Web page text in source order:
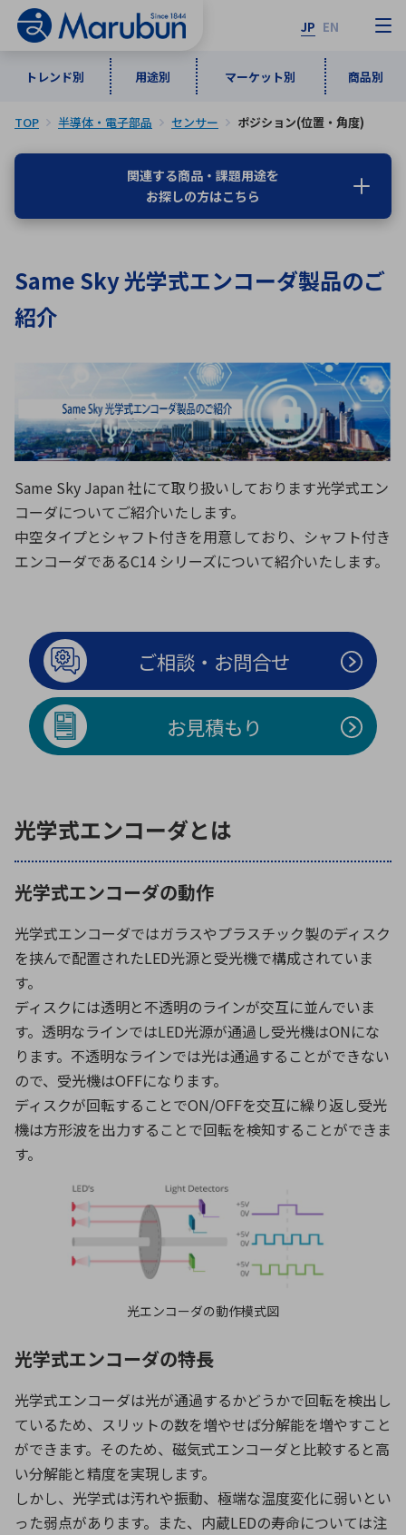
JP EN
トレンド別 用途別 マーケット別 商品別
トレンド別
インダストリアルDXソリューション
5G・Local 5G
ロボティクス（AI）
データセンタ・クラウド
ブログ｜ここから始まる最新技術
用途別
通信・ネットワーク
監視・セキュリティ
品質管理・検査
接着・接合
レーダ・衛星通信
半導体・電子部品小ロット
マーケット別
民生 医療
商品別
計測・測定・表示機器
ICTソリューション 組立・ロボティクス
レーザー・光学部品
医療機器
メーカ一覧
な行
は行 ま行
や行
ら行
アルファベット順
A B C
D
E
F G
H
I
J K
L
M
N
Q
R S
T
Y
Z
検索
TOP 半導体・電子部品 センサー ポジション(位置・角度)
関連する商品・課題用途を
お探しの方はこちら
Same Sky 光学式エンコーダ製品のご
紹介
Same Sky Japan 社にて取り扱いしております光学式エン
コーダについてご紹介いたします。
中空タイプとシャフト付きを用意しており、シャフト付き
エンコーダであるC14 シリーズについて紹介いたします。
ご相談・お問合せ
お見積もり
光学式エンコーダとは
光学式エンコーダの動作
光学式エンコーダではガラスやプラスチック製のディスク
を挟んで配置されたLED光源と受光機で構成されていま
す。
ディスクには透明と不透明のラインが交互に並んでいま
す。透明なラインではLED光源が通過し受光機はONにな
ります。不透明なラインでは光は通過することができない
ので、受光機はOFFになります。
ディスクが回転することでON/OFFを交互に繰り返し受光
機は方形波を出力することで回転を検知することができま
す。
光エンコーダの動作模式図
光学式エンコーダの特長
光学式エンコーダは光が通過するかどうかで回転を検出し
ているため、スリットの数を増やせば分解能を増やすこと
ができます。そのため、磁気式エンコーダと比較すると高
い分解能と精度を実現します。
しかし、光学式は汚れや振動、極端な温度変化に弱いとい
った弱点があります。また、内蔵LEDの寿命については注